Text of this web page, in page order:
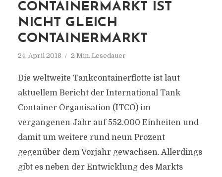
CONTAINERMARKT IST
NICHT GLEICH
CONTAINERMARKT
24. April 2018 2 Min. Lesedauer
Die weltweite Tankcontainerflotte ist laut
aktuellem Bericht der International Tank
Container Organisation (ITCO) im
vergangenen Jahr auf 552.000 Einheiten und
damit um weitere rund neun Prozent
gegenüber dem Vorjahr gewachsen. Allerdings
gibt es neben der Entwicklung des Markts